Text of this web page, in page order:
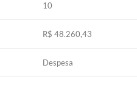
10
R$ 48.260,43
Despesa